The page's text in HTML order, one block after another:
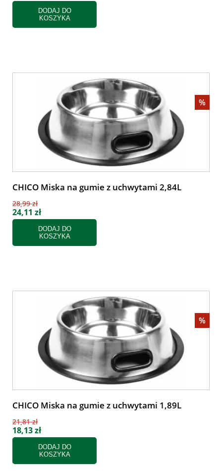
DODAJ DO
KOSZYKA
%
CHICO Miska na gumie z uchwytami 2,84L
28,99 zł
24,11 zł
DODAJ DO
KOSZYKA
%
CHICO Miska na gumie z uchwytami 1,89L
21,81 zł
18,13 zł
DODAJ DO
KOSZYKA